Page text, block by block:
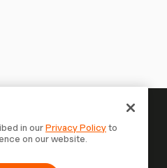
ser registrado —
ahora
que registran tiempo,
in ourPrivacy Policyto
on our website.